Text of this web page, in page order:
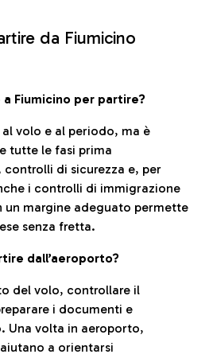
da Fiumicino
Fiumicino per partire?
al volo e al periodo, ma è
tutte le fasi prima
controlli di sicurezza e, per
i controlli di immigrazione
un margine adeguato permette
senza fretta.
dall’aeroporto?
del volo, controllare il
i documenti e
Una volta in aeroporto,
a orientarsi